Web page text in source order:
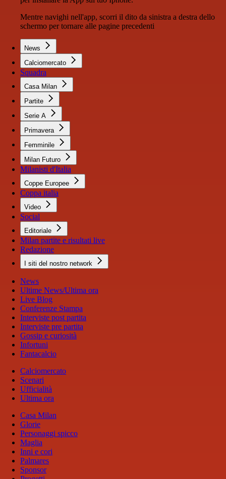
Mentre navighi nell'app, scorri il dito da sinistra a destra dello
schermo per tornare alle pagine precedenti
News
Calciomercato
Squadra
Casa Milan
Partite
Serie A
Primavera
Femminile
Milan Futuro
Milanisti d'Italia
Coppe Europee
Coppa italia
Video
Social
Editoriale
Milan partite e risultati live
Redazione
I siti del nostro network
News
Ultime News/Ultima ora
Live Blog
Conferenze Stampa
Interviste post partita
Interviste pre partita
Gossip e curiosità
Infortuni
Fantacalcio
Calciomercato
Scenari
Ufficialità
Ultima ora
Casa Milan
Glorie
Personaggi spicco
Maglia
Inni e cori
Palmares
Sponsor